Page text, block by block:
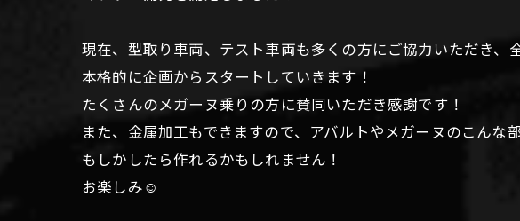
現在、型取り車両、テスト車両も多くの方にご協力いただき、
本格的に企画からスタートしていきます！
たくさんのメガーヌ乗りの方に賛同いただき感謝です！
また、金属加工もできますので、アバルトやメガーヌのこんな
もしかしたら作れるかもしれません！
お楽しみ☺️